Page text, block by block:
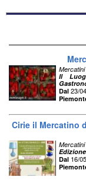
Il
Dal 23/
Cirie il Mercatino
Dal 16/